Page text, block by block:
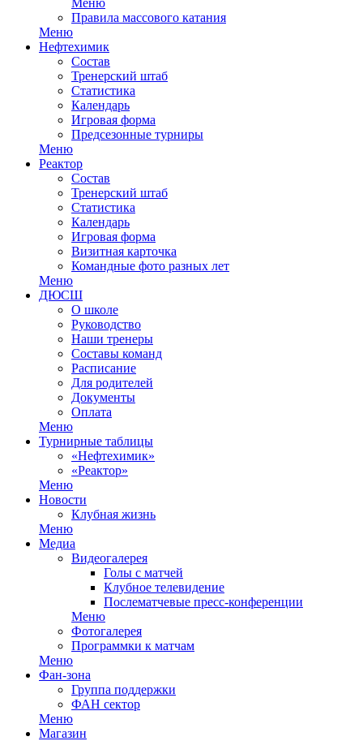
Меню
Правила массового катания
Меню
Нефтехимик
Состав
Тренерский штаб
Статистика
Календарь
Игровая форма
Предсезонные турниры
Меню
Реактор
Состав
Тренерский штаб
Статистика
Календарь
Игровая форма
Визитная карточка
Командные фото разных лет
Меню
ДЮСШ
О школе
Руководство
Наши тренеры
Составы команд
Расписание
Для родителей
Документы
Оплата
Меню
Турнирные таблицы
«Нефтехимик»
«Реактор»
Меню
Новости
Клубная жизнь
Меню
Медиа
Видеогалерея
Голы с матчей
Клубное телевидение
Послематчевые пресс-конференции
Меню
Фотогалерея
Программки к матчам
Меню
Фан-зона
Группа поддержки
ФАН сектор
Меню
Магазин